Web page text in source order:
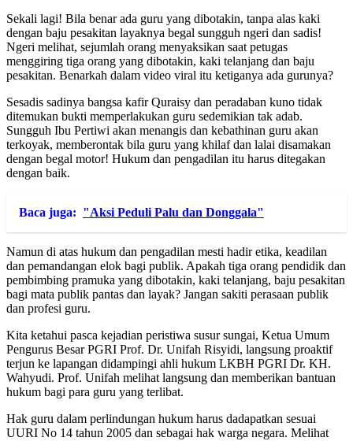
Sekali lagi! Bila benar ada guru yang dibotakin, tanpa alas kaki
dengan baju pesakitan layaknya begal sungguh ngeri dan sadis!
Ngeri melihat, sejumlah orang menyaksikan saat petugas
menggiring tiga orang yang dibotakin, kaki telanjang dan baju
pesakitan. Benarkah dalam video viral itu ketiganya ada gurunya?
Sesadis sadinya bangsa kafir Quraisy dan peradaban kuno tidak
ditemukan bukti memperlakukan guru sedemikian tak adab.
Sungguh Ibu Pertiwi akan menangis dan kebathinan guru akan
terkoyak, memberontak bila guru yang khilaf dan lalai disamakan
dengan begal motor! Hukum dan pengadilan itu harus ditegakan
dengan baik.
Baca juga: "Aksi Peduli Palu dan Donggala"
Namun di atas hukum dan pengadilan mesti hadir etika, keadilan
dan pemandangan elok bagi publik. Apakah tiga orang pendidik dan
pembimbing pramuka yang dibotakin, kaki telanjang, baju pesakitan
bagi mata publik pantas dan layak? Jangan sakiti perasaan publik
dan profesi guru.
Kita ketahui pasca kejadian peristiwa susur sungai, Ketua Umum
Pengurus Besar PGRI Prof. Dr. Unifah Risyidi, langsung proaktif
terjun ke lapangan didampingi ahli hukum LKBH PGRI Dr. KH.
Wahyudi. Prof. Unifah melihat langsung dan memberikan bantuan
hukum bagi para guru yang terlibat.
Hak guru dalam perlindungan hukum harus dadapatkan sesuai
UURI No 14 tahun 2005 dan sebagai hak warga negara. Melihat